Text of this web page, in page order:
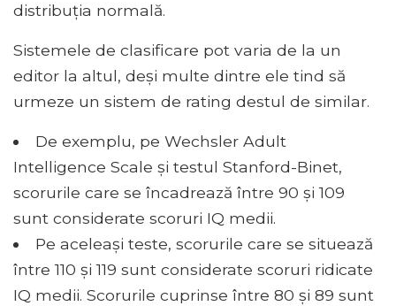
distribuția normală.
Sistemele de clasificare pot varia de la un
editor la altul, deși multe dintre ele tind să
urmeze un sistem de rating destul de similar.
De exemplu, pe Wechsler Adult
Intelligence Scale și testul Stanford-Binet,
scorurile care se încadrează între 90 și 109
sunt considerate scoruri IQ medii.
Pe aceleași teste, scorurile care se situează
între 110 și 119 sunt considerate scoruri ridicate
IQ medii. Scorurile cuprinse între 80 și 89 sunt